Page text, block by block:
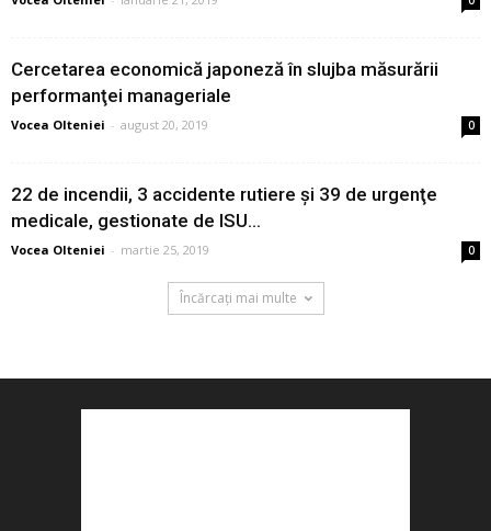
Cercetarea economică japoneză în slujba măsurării
performanţei manageriale
Vocea Olteniei - august 20, 2019 0
22 de incendii, 3 accidente rutiere şi 39 de urgenţe
medicale, gestionate de ISU...
Vocea Olteniei - martie 25, 2019 0
Încărcați mai multe